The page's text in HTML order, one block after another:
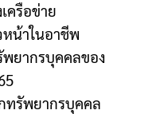
ครือข่าย
หน้าในอาชีพ
ยากรบุคคลของ
ทรัพยากรบุคคล